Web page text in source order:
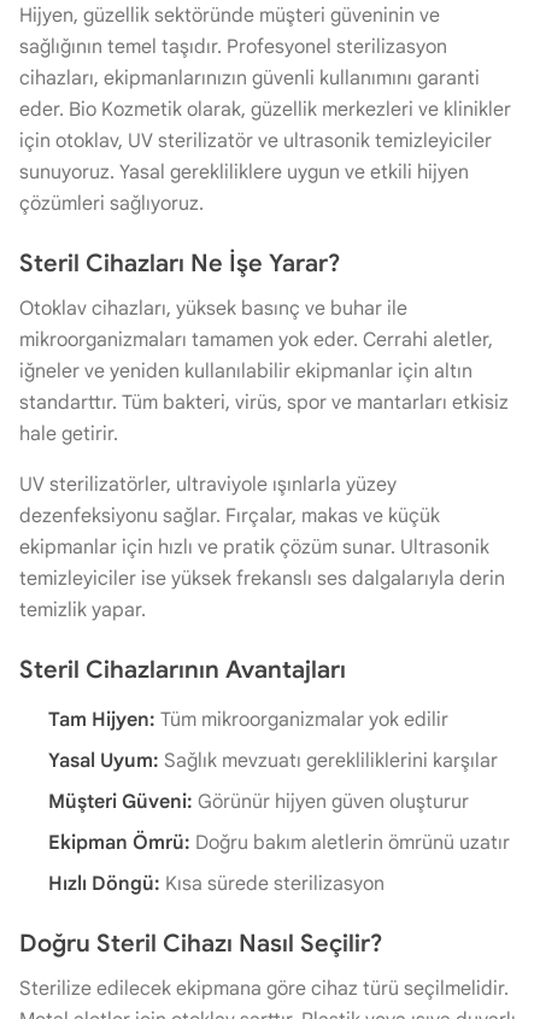
Hijyen, güzellik sektöründe müşteri güveninin ve
sağlığının temel taşıdır. Profesyonel sterilizasyon
cihazları, ekipmanlarınızın güvenli kullanımını garanti
eder. Bio Kozmetik olarak, güzellik merkezleri ve klinikler
için otoklav, UV sterilizatör ve ultrasonik temizleyiciler
sunuyoruz. Yasal gerekliliklere uygun ve etkili hijyen
çözümleri sağlıyoruz.
Steril Cihazları Ne İşe Yarar?
Otoklav cihazları, yüksek basınç ve buhar ile
mikroorganizmaları tamamen yok eder. Cerrahi aletler,
iğneler ve yeniden kullanılabilir ekipmanlar için altın
standarttır. Tüm bakteri, virüs, spor ve mantarları etkisiz
hale getirir.
UV sterilizatörler, ultraviyole ışınlarla yüzey
dezenfeksiyonu sağlar. Fırçalar, makas ve küçük
ekipmanlar için hızlı ve pratik çözüm sunar. Ultrasonik
temizleyiciler ise yüksek frekanslı ses dalgalarıyla derin
temizlik yapar.
Steril Cihazlarının Avantajları
Tam Hijyen: Tüm mikroorganizmalar yok edilir
Yasal Uyum: Sağlık mevzuatı gerekliliklerini karşılar
Müşteri Güveni: Görünür hijyen güven oluşturur
Ekipman Ömrü: Doğru bakım aletlerin ömrünü uzatır
Hızlı Döngü: Kısa sürede sterilizasyon
Doğru Steril Cihazı Nasıl Seçilir?
Sterilize edilecek ekipmana göre cihaz türü seçilmelidir.